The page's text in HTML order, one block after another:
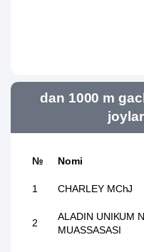
dan 1000 m
№ Nomi
1 CHARLEY MChJ
2
ALADIN UNIKUM
MUASSASASI